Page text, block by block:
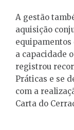
A gestão
aquisição
equipamentos
a capacidade
registrou
Práticas e se
com a
Carta do